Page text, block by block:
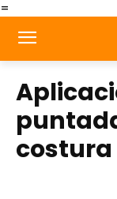
=
costura